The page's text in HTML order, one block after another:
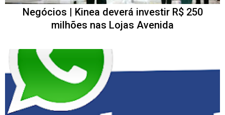
Negócios | Kinea deverá investir R$ 250
milhões nas Lojas Avenida